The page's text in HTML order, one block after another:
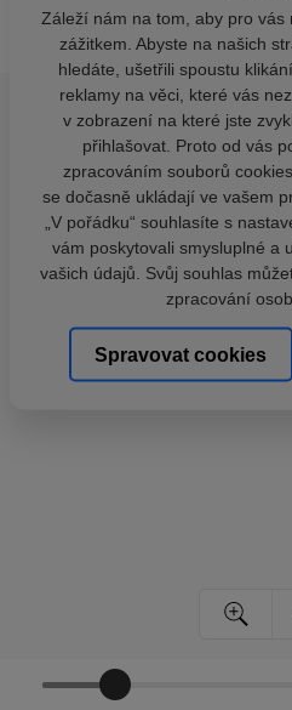
Záleží nám na tom, aby pro
zážitkem. Abyste na našich
hledáte, ušetřili spoustu
reklamy na věci, které vás
v zobrazení na které jste
přihlašovat. Proto od vás
zpracováním souborů
se dočasně ukládají ve vašem
„V pořádku“ souhlasíte s
vám poskytovali smysluplné a
vašich údajů. Svůj souhlas
zpracování
Spravovat cookies